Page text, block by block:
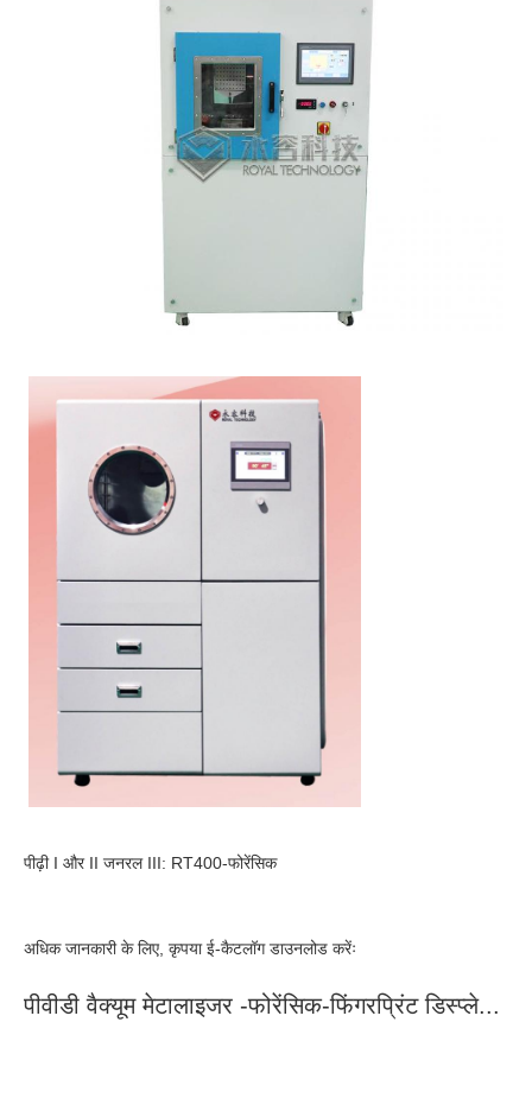
पीढ़ी I और II जनरल III: RT400-फोरेंसिक
अधिक जानकारी के लिए, कृपया ई-कैटलॉग डाउनलोड करेंः
पीवीडी वैक्यूम मेटालाइजर -फोरेंसिक-फिंगरप्रिंट डिस्प्ले...